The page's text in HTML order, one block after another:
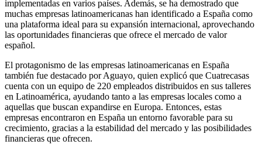
implementadas en varios países. Además, se ha demostrado que
muchas empresas latinoamericanas han identificado a España como
una plataforma ideal para su expansión internacional, aprovechando
las oportunidades financieras que ofrece el mercado de valor
español.
El protagonismo de las empresas latinoamericanas en España
también fue destacado por Aguayo, quien explicó que Cuatrecasas
cuenta con un equipo de 220 empleados distribuidos en sus talleres
en Latinoamérica, ayudando tanto a las empresas locales como a
aquellas que buscan expandirse en Europa. Entonces, estas
empresas encontraron en España un entorno favorable para su
crecimiento, gracias a la estabilidad del mercado y las posibilidades
financieras que ofrecen.